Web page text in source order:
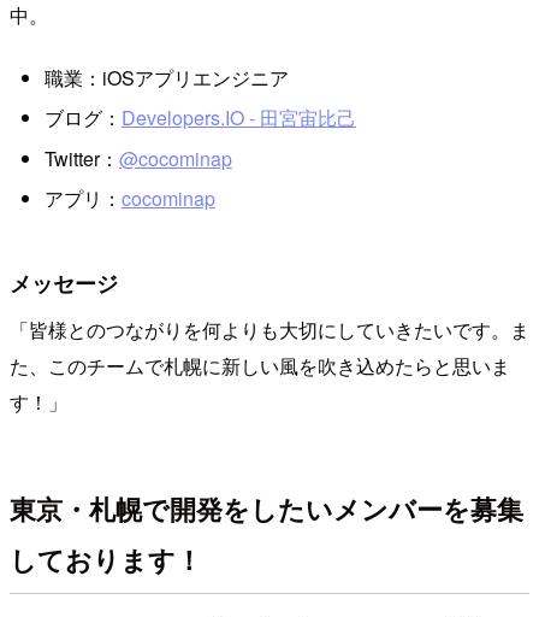
中。
職業：iOSアプリエンジニア
ブログ： Developers.IO - 田宮宙比己
Twitter： @cocominap
アプリ： cocominap
メッセージ
「皆様とのつながりを何よりも大切にしていきたいです。ま
た、このチームで札幌に新しい風を吹き込めたらと思いま
す！」
東京・札幌で開発をしたいメンバーを募集
しております！